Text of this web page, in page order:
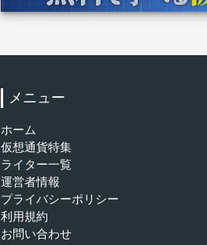
メニュー
ホーム
仮想通貨特集
ライター一覧
運営者情報
プライバシーポリシー
利用規約
お問い合わせ